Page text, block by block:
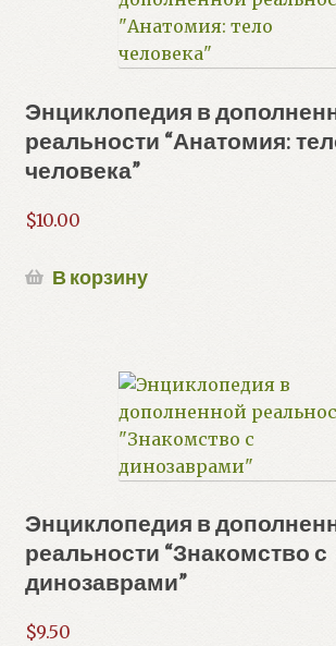
Энциклопедия в
реальности “Анатомия:
человека”
$10.00
В корзину
Энциклопедия в
реальности “Знакомство с
динозаврами”
$9.50